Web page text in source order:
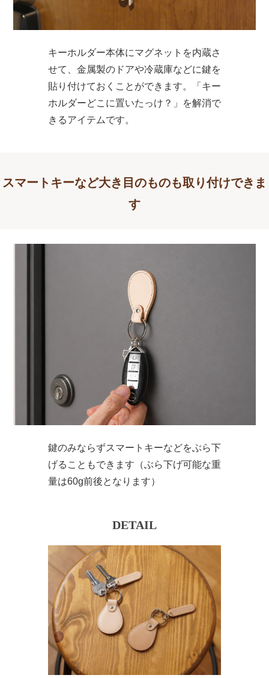
キーホルダー本体にマグネットを内蔵さ
せて、金属製のドアや冷蔵庫などに鍵を
貼り付けておくことができます。「キー
ホルダーどこに置いたっけ？」を解消で
きるアイテムです。
スマートキーなど大き目のものも取り付けできま
す
鍵のみならずスマートキーなどをぶら下
げることもできます（ぶら下げ可能な重
量は60g前後となります）
DETAIL